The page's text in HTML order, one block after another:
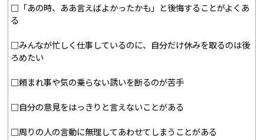
□「あの時、ああ言えばよかったかも」と後悔することがよくあ
る
□みんなが忙しく仕事しているのに、自分だけ休みを取るのは後
ろめたい
□頼まれ事や気の乗らない誘いを断るのが苦手
□自分の意見をはっきりと言えないことがある
□周りの人の言動に無理してあわせてしまうことがある